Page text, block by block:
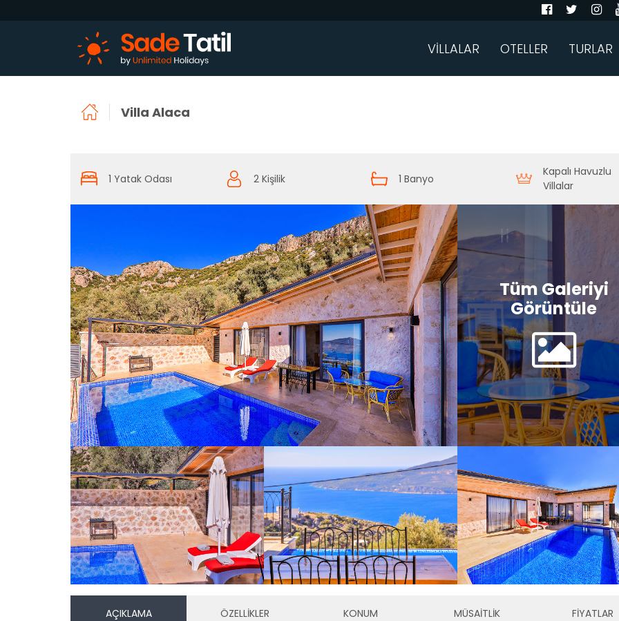
VİLLALAR OTELLER TURLAR
Villa Alaca
1 Yatak Odası 2 Kişilik 1 Banyo
Kapalı Havuzlu
Villalar
Tüm Galeriyi
Görüntüle
AÇIKLAMA ÖZELLİKLER KONUM MÜSAİTLİK FİYATLAR